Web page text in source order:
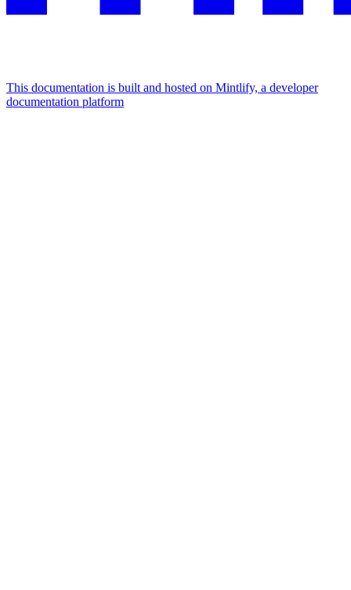
This documentation is built and hosted on Mintlify, a developer
documentation platform